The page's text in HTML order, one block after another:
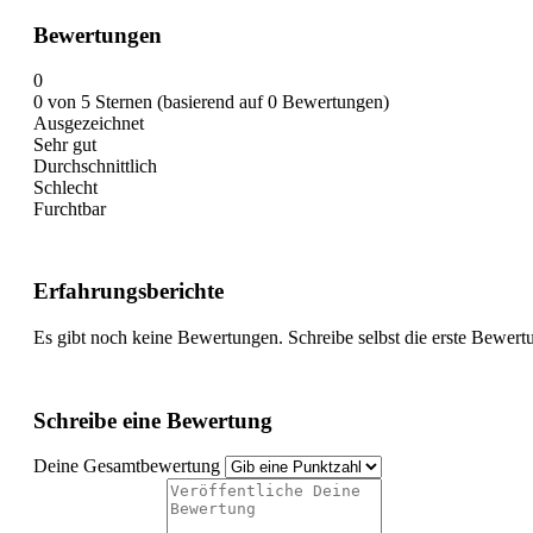
Bewertungen
0
0 von 5 Sternen (basierend auf 0 Bewertungen)
Ausgezeichnet
Sehr gut
Durchschnittlich
Schlecht
Furchtbar
Erfahrungsberichte
Es gibt noch keine Bewertungen. Schreibe selbst die erste
Schreibe eine Bewertung
Deine Gesamtbewertung